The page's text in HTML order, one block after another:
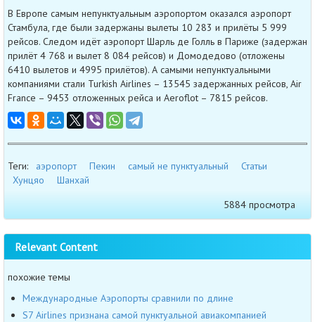
В Европе самым непунктуальным аэропортом оказался аэропорт
Стамбула, где были задержаны вылеты 10 283 и прилёты 5 999
рейсов. Следом идёт аэропорт Шарль де Голль в Париже (задержан
прилёт 4 768 и вылет 8 084 рейсов) и Домодедово (отложены
6410 вылетов и 4995 прилётов). А самыми непунктуальными
компаниями стали Turkish Airlines – 13545 задержанных рейсов, Air
France – 9453 отложенных рейса и Aeroflot – 7815 рейсов.
Теги: аэропорт Пекин самый не пунктуальный
Статьи
Хунцяо
Шанхай
5884 просмотра
Relevant Content
похожие темы
Международные Аэропорты сравнили по длине
S7 Airlines признана самой пунктуальной авиакомпанией